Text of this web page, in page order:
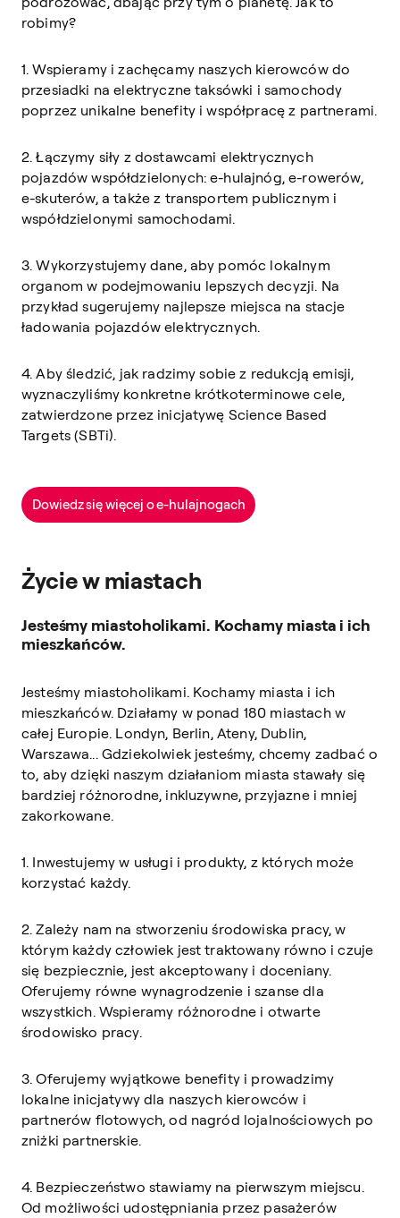
robimy?
1. Wspieramy i zachęcamy naszych kierowców do
przesiadki na elektryczne taksówki i samochody
poprzez unikalne benefity i współpracę z partnerami.
2. Łączymy siły z dostawcami elektrycznych
pojazdów współdzielonych: e-hulajnóg, e-rowerów,
e-skuterów, a także z transportem publicznym i
współdzielonymi samochodami.
3. Wykorzystujemy dane, aby pomóc lokalnym
organom w podejmowaniu lepszych decyzji. Na
przykład sugerujemy najlepsze miejsca na stacje
ładowania pojazdów elektrycznych.
4. Aby śledzić, jak radzimy sobie z redukcją emisji,
wyznaczyliśmy konkretne krótkoterminowe cele,
zatwierdzone przez inicjatywę Science Based
Targets (SBTi).
Dowiedz się więcej o e-hulajnogach
Życie w miastach
Jesteśmy miastoholikami. Kochamy miasta i ich
mieszkańców.
Jesteśmy miastoholikami. Kochamy miasta i ich
mieszkańców. Działamy w ponad 180 miastach w
całej Europie. Londyn, Berlin, Ateny, Dublin,
Warszawa... Gdziekolwiek jesteśmy, chcemy zadbać o
to, aby dzięki naszym działaniom miasta stawały się
bardziej różnorodne, inkluzywne, przyjazne i mniej
zakorkowane.
1. Inwestujemy w usługi i produkty, z których może
korzystać każdy.
2. Zależy nam na stworzeniu środowiska pracy, w
którym każdy człowiek jest traktowany równo i czuje
się bezpiecznie, jest akceptowany i doceniany.
Oferujemy równe wynagrodzenie i szanse dla
wszystkich. Wspieramy różnorodne i otwarte
środowisko pracy.
3. Oferujemy wyjątkowe benefity i prowadzimy
lokalne inicjatywy dla naszych kierowców i
partnerów flotowych, od nagród lojalnościowych po
zniżki partnerskie.
4. Bezpieczeństwo stawiamy na pierwszym miejscu.
Od możliwości udostępniania przez pasażerów